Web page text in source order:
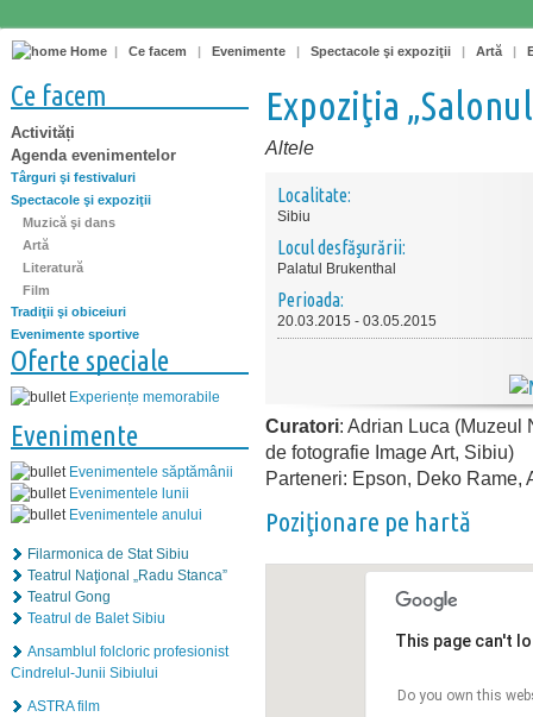
Home | Ce facem | Evenimente | Spectacole şi expoziţii | Artă |
Ce facem
Activități
Agenda evenimentelor
Târguri şi festivaluri
Spectacole şi expoziţii
Muzică şi dans
Artă
Literatură
Film
Tradiţii şi obiceiuri
Evenimente sportive
Oferte speciale
Experiențe memorabile
Evenimente
Evenimentele săptămânii
Evenimentele lunii
Evenimentele anului
Filarmonica de Stat Sibiu
Teatrul Naţional „Radu Stanca”
Teatrul Gong
Teatrul de Balet Sibiu
Ansamblul folcloric profesionist
Cindrelul-Junii Sibiului
ASTRA film
Expoziţia
Altele
Localitate:
Sibiu
Locul desfăşurării:
Palatul Brukenthal
Perioada:
20.03.2015 - 03.05.2015
Curatori: Adrian Luca (Muzeul
de fotografie Image Art, Sibiu)
Parteneri: Epson, Deko Rame,
Poziţionare pe hartă
This page can't
Do you own this